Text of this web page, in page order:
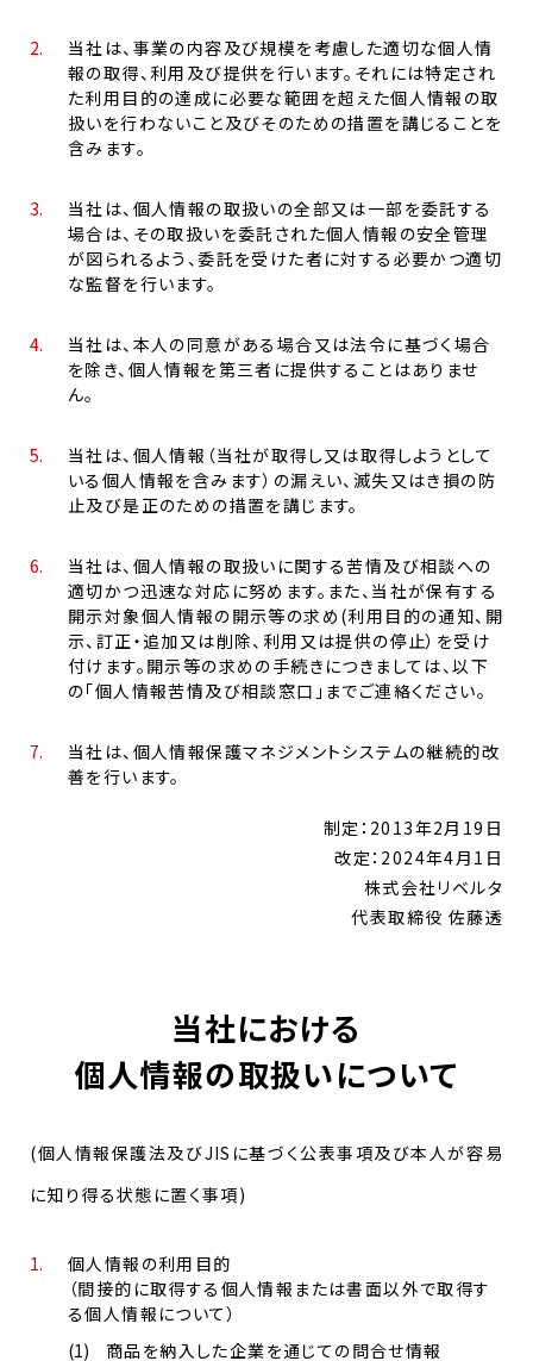
当社は、事業の内容及び規模を考慮した適切な個人情
報の取得、利用及び提供を行います。それには特定され
た利用目的の達成に必要な範囲を超えた個人情報の取
扱いを行わないこと及びそのための措置を講じることを
含みます。
当社は、個人情報の取扱いの全部又は一部を委託する
場合は、その取扱いを委託された個人情報の安全管理
が図られるよう、委託を受けた者に対する必要かつ適切
な監督を行います。
当社は、本人の同意がある場合又は法令に基づく場合
を除き、個人情報を第三者に提供することはありませ
ん。
当社は、個人情報（当社が取得し又は取得しようとして
いる個人情報を含みます）の漏えい、滅失又はき損の防
止及び是正のための措置を講じます。
当社は、個人情報の取扱いに関する苦情及び相談への
適切かつ迅速な対応に努めます。また、当社が保有する
開示対象個人情報の開示等の求め(利用目的の通知、開
示、訂正・追加又は削除、利用又は提供の停止）を受け
付けます。開示等の求めの手続きにつきましては、以下
の「個人情報苦情及び相談窓口」までご連絡ください。
当社は、個人情報保護マネジメントシステムの継続的改
善を行います。
制定：2013年2月19日
改定：2024年4月1日
株式会社リベルタ
代表取締役 佐藤透
当社における
個人情報の取扱いについて
(個人情報保護法及びJISに基づく公表事項及び本人が容易
に知り得る状態に置く事項)
個人情報の利用目的
（間接的に取得する個人情報または書面以外で取得す
る個人情報について）
商品を納入した企業を通じての問合せ情報